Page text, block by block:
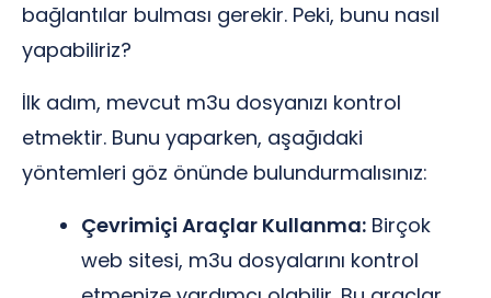
bağlantılar bulması gerekir. Peki, bunu nasıl
yapabiliriz?
İlk adım, mevcut m3u dosyanızı kontrol
etmektir. Bunu yaparken, aşağıdaki
yöntemleri göz önünde bulundurmalısınız:
Çevrimiçi Araçlar Kullanma: Birçok
web sitesi, m3u dosyalarını kontrol